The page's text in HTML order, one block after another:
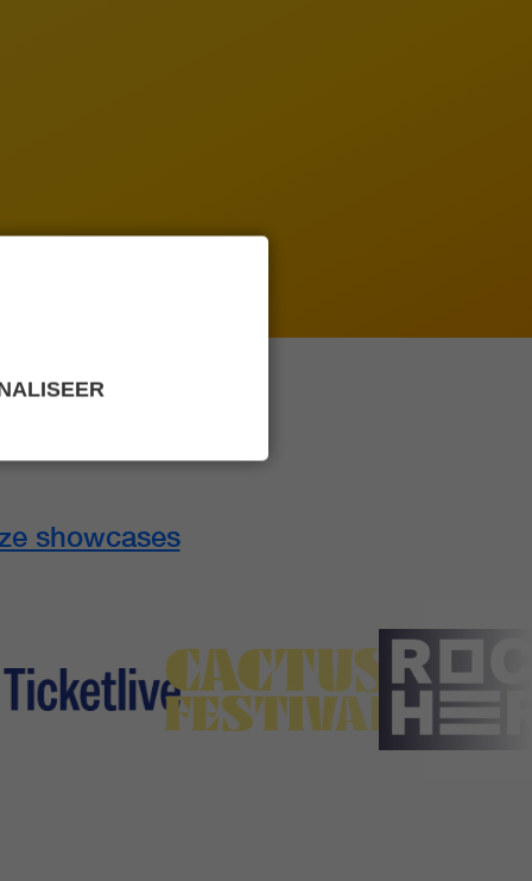
showcases